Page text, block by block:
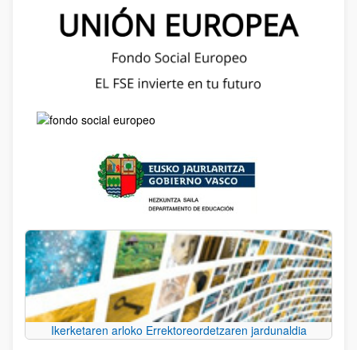
Ikerketaren arloko Errektoreordetzaren jardunaldia